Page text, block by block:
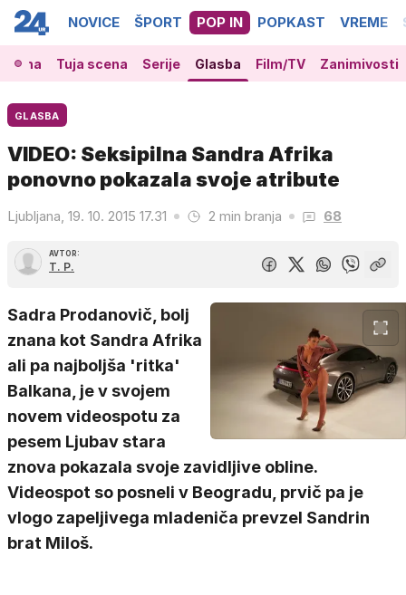
NOVICE ŠPORT POP IN POPKAST VREME
Tuja scena Serije Glasba Film/TV Zanimivosti
GLASBA
VIDEO: Seksipilna Sandra Afrika
ponovno pokazala svoje atribute
Ljubljana, 19. 10. 2015 17.31 2 min branja 68
AVTOR:
T. P.
Sadra Prodanovič, bolj
znana kot Sandra Afrika
ali pa najboljša 'ritka'
Balkana, je v svojem
novem videospotu za
pesem Ljubav stara
znova pokazala svoje zavidljive obline.
Videospot so posneli v Beogradu, prvič pa je
vlogo zapeljivega mladeniča prevzel Sandrin
brat Miloš.